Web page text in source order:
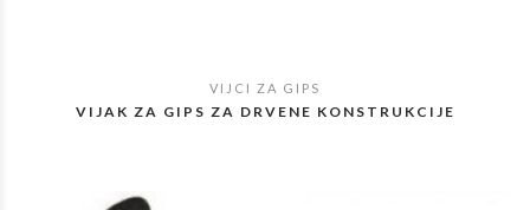
POGLEDAJ
VIJCI ZA GIPS
VIJAK ZA GIPS ZA DRVENE KONSTRUKCIJE